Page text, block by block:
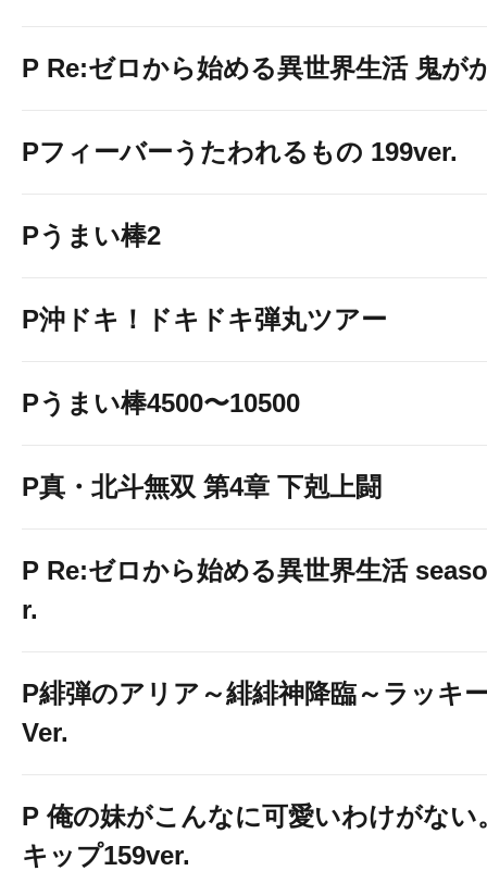
P Re:ゼロから始める異世界生活 鬼が
Pフィーバーうたわれるもの 199ver.
Pうまい棒2
P沖ドキ！ドキドキ弾丸ツアー
Pうまい棒4500〜10500
P真・北斗無双 第4章 下剋上闘
P Re:ゼロから始める異世界生活
r.
P緋弾のアリア～緋緋神降臨～ラッキ
Ver.
P 俺の妹がこんなに可愛いわけがない
キップ159ver.